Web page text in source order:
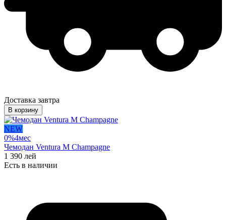
Доставка завтра
В корзину
NEW
0%4мес
Чемодан Ventura M Champagne
1 390 лей
Есть в наличии